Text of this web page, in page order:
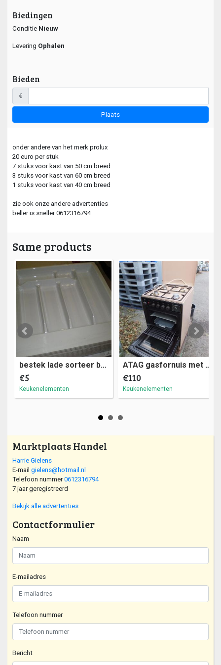
Biedingen
Conditie Nieuw
Levering Ophalen
Bieden
€
Plaats
onder andere van het merk prolux
20 euro per stuk
7 stuks voor kast van 50 cm breed
3 stuks voor kast van 60 cm breed
1 stuks voor kast van 40 cm breed
zie ook onze andere advertenties
beller is sneller 0612316794
Same products
bestek lade sorteer bak verschillende kleuren (a11)10
€5
Keukenelementen
ATAG gasfornuis met oven op aardgas (a3)11
€110
Keukenelementen
Marktplaats Handel
Harrie Gielens
E-mail gielens@hotmail.nl
Telefoon nummer0612316794
7 jaar geregistreerd
Bekijk alle advertenties
Contactformulier
Naam
E-mailadres
Telefoon nummer
Bericht